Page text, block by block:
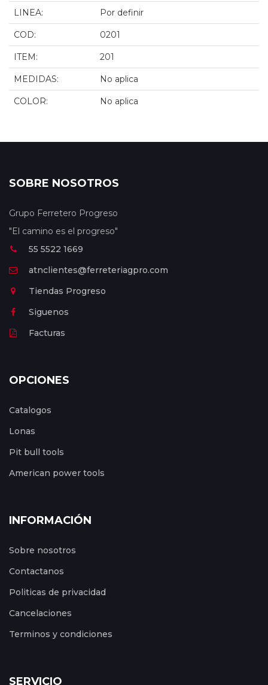
LINEA: Por definir
COD: 0201
ITEM: 201
MEDIDAS: No aplica
COLOR: No aplica
SOBRE NOSOTROS
Grupo Ferretero Progreso
"El camino es el progreso"
55 5522 1669
atnclientes@ferreteriagpro.com
Tiendas Progreso
Siguenos
Facturas
OPCIONES
Catalogos
Lonas
Pit bull tools
American power tools
INFORMACIÓN
Sobre nosotros
Contactanos
Politicas de privacidad
Cancelaciones
Terminos y condiciones
SERVICIO